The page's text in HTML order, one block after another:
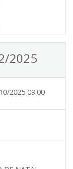
2025
2025 09:00